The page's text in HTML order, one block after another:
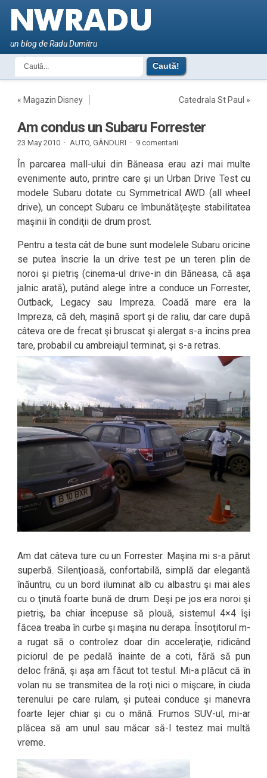
un blog de Radu Dumitru
« Magazin Disney Catedrala St Paul »
Am condus un Subaru Forrester
23 May 2010 · AUTO,GÂNDURI · 9 comentarii
În parcarea mall-ului din Băneasa erau azi mai multe
evenimente auto, printre care şi un Urban Drive Test cu
modele Subaru dotate cu Symmetrical AWD (all wheel
drive), un concept Subaru ce îmbunătăţeşte stabilitatea
maşinii în condiţii de drum prost.
Pentru a testa cât de bune sunt modelele Subaru oricine
se putea înscrie la un drive test pe un teren plin de
noroi şi pietriş (cinema-ul drive-in din Băneasa, că aşa
jalnic arată), putând alege între a conduce un Forrester,
Outback, Legacy sau Impreza. Coadă mare era la
Impreza, că deh, maşină sport şi de raliu, dar care după
câteva ore de frecat şi bruscat şi alergat s-a încins prea
tare, probabil cu ambreiajul terminat, şi s-a retras.
Am dat câteva ture cu un Forrester. Maşina mi s-a părut
superbă. Silenţioasă, confortabilă, simplă dar elegantă
înăuntru, cu un bord iluminat alb cu albastru şi mai ales
cu o ţinută foarte bună de drum. Deşi pe jos era noroi şi
pietriş, ba chiar începuse să plouă, sistemul 4×4 îşi
făcea treaba în curbe şi maşina nu derapa. Însoţitorul m-
a rugat să o controlez doar din acceleraţie, ridicând
piciorul de pe pedală înainte de a coti, fără să pun
deloc frână, şi aşa am făcut tot testul. Mi-a plăcut că în
volan nu se transmitea de la roţi nici o mişcare, în ciuda
terenului pe care rulam, şi puteai conduce şi manevra
foarte lejer chiar şi cu o mână. Frumos SUV-ul, mi-ar
plăcea să am unul sau măcar să-l testez mai multă
vreme.